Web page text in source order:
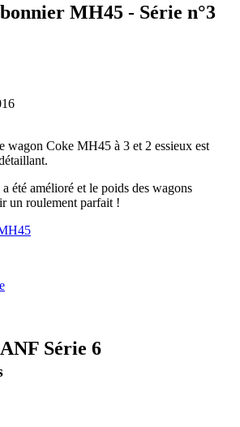
MH45 - Série n°3
wagon Coke MH45 à 3 et 2 essieux est
été amélioré et le poids des wagons
un roulement parfait !
Série 6